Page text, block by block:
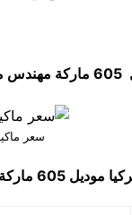
سعر
موديل 605 ماركة مهندس منسي